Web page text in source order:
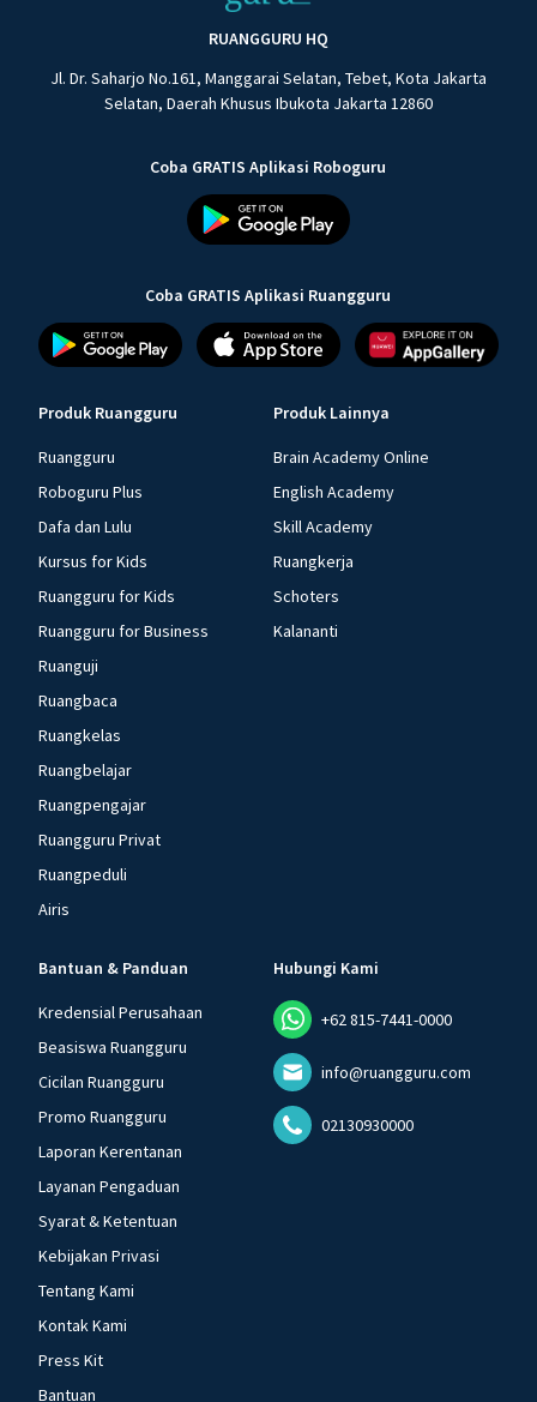
RUANGGURU HQ
Jl. Dr. Saharjo No.161, Manggarai Selatan, Tebet, Kota Jakarta
Selatan, Daerah Khusus Ibukota Jakarta 12860
Coba GRATIS Aplikasi Roboguru
Coba GRATIS Aplikasi Ruangguru
Produk Ruangguru
Ruangguru
Roboguru Plus
Dafa dan Lulu
Kursus for Kids
Ruangguru for Kids
Ruangguru for Business
Ruanguji
Ruangbaca
Ruangkelas
Ruangbelajar
Ruangpengajar
Ruangguru Privat
Ruangpeduli
Airis
Produk Lainnya
Brain Academy Online
English Academy
Skill Academy
Ruangkerja
Schoters
Kalananti
Bantuan & Panduan
Kredensial Perusahaan
Beasiswa Ruangguru
Cicilan Ruangguru
Promo Ruangguru
Laporan Kerentanan
Layanan Pengaduan
Syarat & Ketentuan
Kebijakan Privasi
Tentang Kami
Kontak Kami
Press Kit
Bantuan
Hubungi Kami
+62 815-7441-0000
info@ruangguru.com
02130930000